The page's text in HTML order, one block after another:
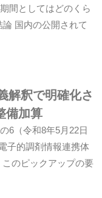
間としてはどのくら
国内の公開されて
解釈で明確化さ
備加算
6（令和8年5月22日
子的調剤情報連携体
のピックアップの要